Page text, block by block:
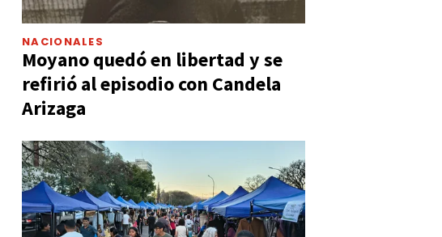
NACIONALES
Moyano quedó en libertad y se
refirió al episodio con Candela
Arizaga